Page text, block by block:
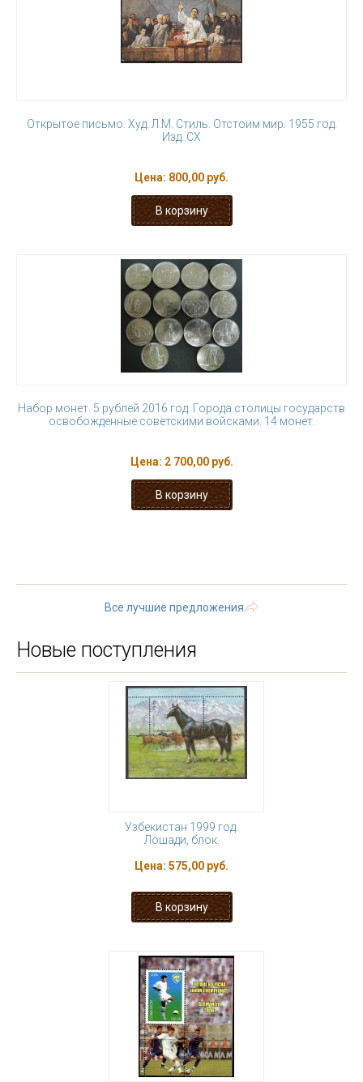
Открытое письмо. Худ. Л.М. Стиль. Отстоим мир. 1955 год.
Изд. СХ
Цена: 800,00 руб.
Набор монет. 5 рублей 2016 год. Города столицы государств
освобожденные советскими войсками. 14 монет.
Цена: 2 700,00 руб.
Все лучшие предложения
Новые поступления
Узбекистан 1999 год.
Лошади, блок.
Цена: 575,00 руб.